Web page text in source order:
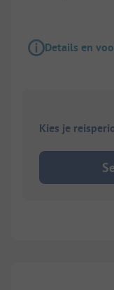
Details en
Kies je